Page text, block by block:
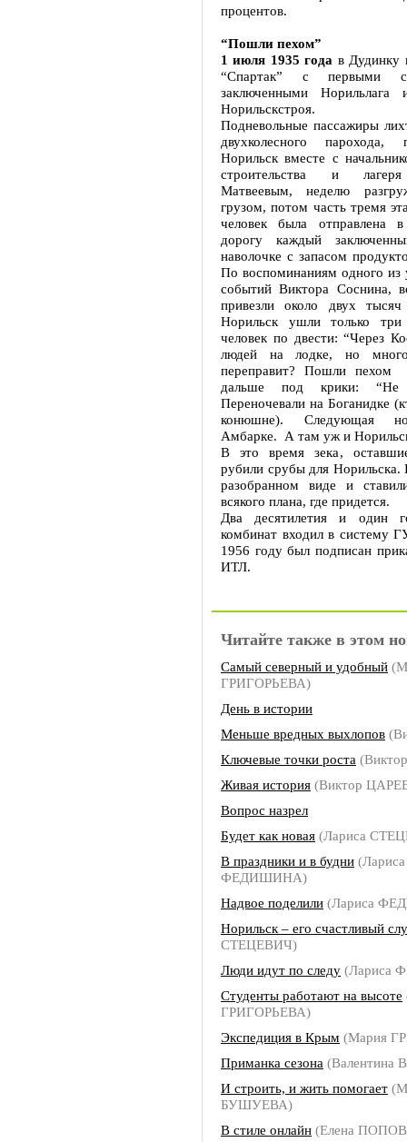
процентов.
“Пошли пехом”
1 июля 1935 года в Дудинку
“Спартак” с первыми
заключенными
Норильскстроя.
Подневольные пассажиры
двухколесного
Норильск вместе с
строительства и
Матвеевым, неделю
грузом, потом часть тремя
человек была отправлена
дорогу каждый
наволочке с запасом
По воспоминаниям одного из
событий Виктора Соснина,
привезли около двух
Норильск ушли только
человек по двести: “Через
людей на лодке, но
переправит? Пошли пехом
дальше под крики: “Не
Переночевали на Боганидке
конюшне). Следующая
Амбарке. А там уж и
В это время зека,
рубили срубы для Норильска.
разобранном виде и
всякого плана, где придется.
Два десятилетия и один
комбинат входил в систему
1956 году был подписан
ИТЛ.
Читайте также в этом
Самый северный и удобный
ГРИГОРЬЕВА)
День в истории
Меньше вредных выхлопов
Ключевые точки роста
Живая история (Виктор
Вопрос назрел
Будет как новая (Лариса
В праздники и в будни (Лариса
ФЕДИШИНА)
Надвое поделили (Лариса
Норильск – его счастливый
СТЕЦЕВИЧ)
Люди идут по следу (Лариса
Студенты работают на высоте
ГРИГОРЬЕВА)
Экспедиция в Крым (Мария
Приманка сезона (Валентина
И строить, и жить помогает
БУШУЕВА)
В стиле онлайн (Елена